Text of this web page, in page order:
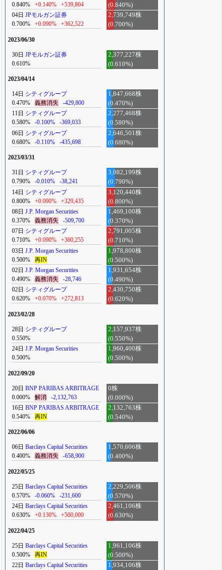
0.840%
+0.140% +539,804
(0.840%)
04日 JPモルガン証券
0.700%
+0.090% +362,522
2,739,749株
(0.700%)
2023/06/30
30日 JPモルガン証券
0.610%
2,377,227株
(0.610%)
2023/04/14
14日 シティグループ
0.470%
義務消失 -429,800
1,847,668株
(0.470%)
11日 シティグループ
0.580%
-0.100% -369,033
2,277,468株
(0.580%)
06日 シティグループ
0.680%
-0.110% -435,698
2,646,501株
(0.680%)
2023/03/31
31日 シティグループ
0.790%
-0.010% -38,241
3,082,199株
(0.790%)
14日 シティグループ
0.800%
+0.090% +329,435
3,120,440株
(0.800%)
08日 J.P. Morgan Securities
0.370%
義務消失 -509,700
1,469,100株
(0.370%)
07日 シティグループ
0.710%
+0.090% +360,255
2,791,005株
(0.710%)
03日 J.P. Morgan Securities
0.500%
再IN
1,978,800株
(0.500%)
02日 J.P. Morgan Securities
0.490%
義務消失 -28,746
1,931,654株
(0.490%)
02日 シティグループ
0.620%
+0.070% +272,813
2,430,750株
(0.620%)
2023/02/28
28日 シティグループ
0.550%
2,157,937株
(0.550%)
24日 J.P. Morgan Securities
0.500%
1,960,400株
(0.500%)
2022/09/20
20日 BNP PARIBAS ARBITRAGE
0.000%
解消 -2,132,763
0株
(0.000%)
16日 BNP PARIBAS ARBITRAGE
0.540%
再IN
2,132,763株
(0.540%)
2022/06/06
06日 Barclays Capital Securities
0.400%
義務消失 -658,900
1,570,606株
(0.400%)
2022/05/25
25日 Barclays Capital Securities
0.570%
-0.060% -231,600
2,229,506株
(0.570%)
24日 Barclays Capital Securities
0.630%
+0.130% +500,000
2,461,106株
(0.630%)
2022/04/25
25日 Barclays Capital Securities
0.500%
再IN
1,961,106株
(0.500%)
22日 Barclays Capital Securities 1,934,106株